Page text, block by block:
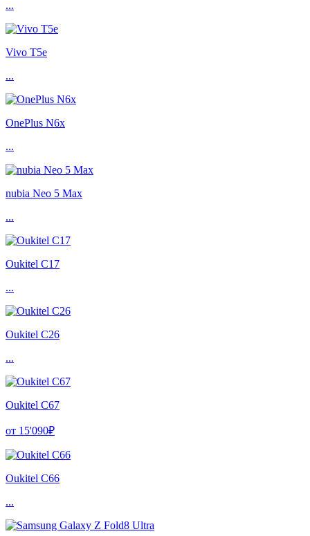
...
Vivo T5e
...
OnePlus N6x
...
nubia Neo 5 Max
...
Oukitel C17
...
Oukitel C26
...
Oukitel C67
от 15'090₽
Oukitel C66
...